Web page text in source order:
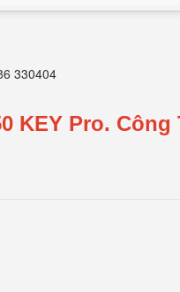
330404
KEY Pro. Công